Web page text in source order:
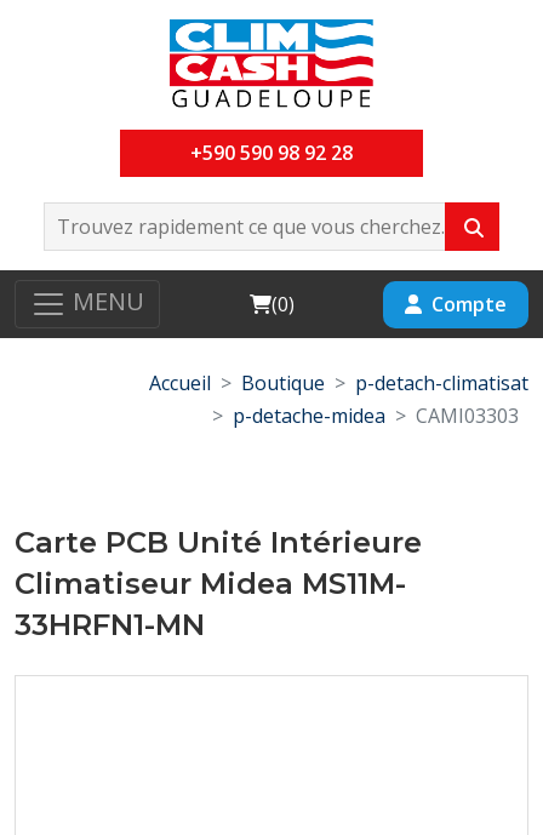
+590 590 98 92 28
MENU Cart
(0) Compte
Accueil Boutique
p-detach-climatisat
p-detache-midea
CAMI03303
Carte PCB Unité Intérieure
Climatiseur Midea MS11M-
33HRFN1-MN